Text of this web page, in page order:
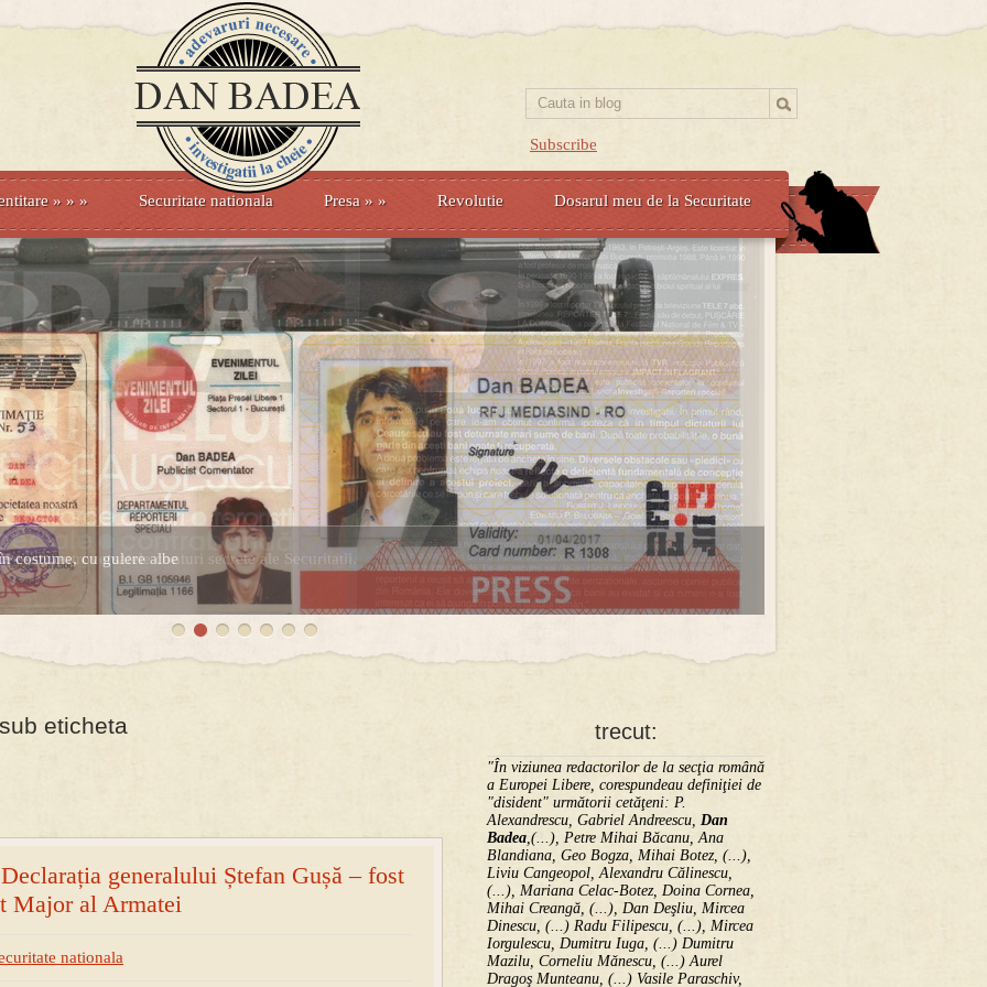
Subscribe
» » » Securitate nationala Presa » » Revolutie Dosarul meu de la Securitate
costume, cu gulere albe
controversatele conturi secrete ale Securitatii.
trecut:
"În viziunea redactorilor de la secţia română
a Europei Libere, corespundeau definiţiei de
"disident" următorii ce­tă­ţeni: P.
Alexandrescu, Gabriel Andreescu, Dan
Badea,(...), Petre Mihai Băcanu, Ana
Blandiana, Geo Bogza, Mihai Botez, (...),
Liviu Cangeopol, Alexandru Călinescu,
(...), Mariana Celac-Botez, Doina Cornea,
Mihai Creangă, (...), Dan Deşliu, Mircea
Dinescu, (...) Radu Filipescu, (...), Mircea
Iorgulescu, Dumitru Iuga, (...) Dumitru
Mazilu, Corneliu Mănescu, (...) Aurel
Dragoş Munteanu, (...) Vasile Paraschiv,
eticheta
generalului Ștefan Gușă – fost
Major al Armatei
nationala